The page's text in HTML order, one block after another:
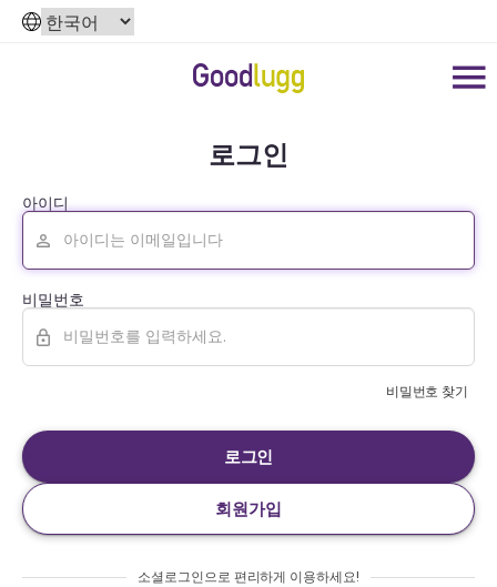
로그인
아이디
비밀번호
비밀번호 찾기
로그인
회원가입
소셜로그인으로 편리하게 이용하세요!